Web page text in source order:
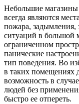
Небольшие
всегда являются
пожара, задымления,
ситуаций в большой
ограниченном
панические
тип поведения. Во
в таких помещениях
возможность в
людей без
быстро ее отпереть.